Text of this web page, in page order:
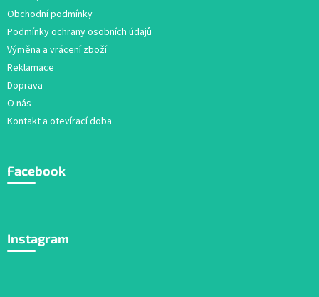
Obchodní podmínky
Podmínky ochrany osobních údajů
Výměna a vrácení zboží
Reklamace
Doprava
O nás
Kontakt a otevírací doba
Facebook
Instagram